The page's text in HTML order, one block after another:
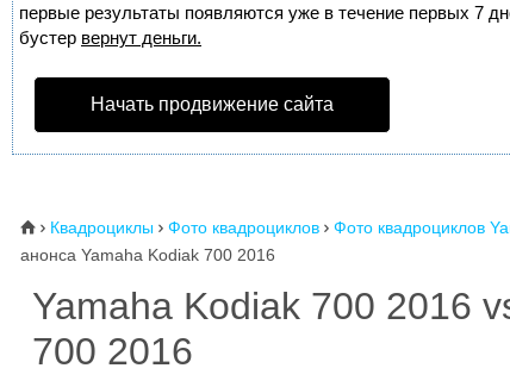
первые результаты появляются уже в течение первых 7
бустер вернут деньги.
Начать продвижение сайта
⌂  Квадроциклы  Фото квадроциклов  Фото квадроциклов
анонса Yamaha Kodiak 700 2016
Yamaha Kodiak 700 2016
700 2016